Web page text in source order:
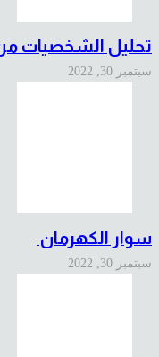
تحليل الشخصيات
سبتمبر 30, 2022
سوار الكهرمان
سبتمبر 30, 2022